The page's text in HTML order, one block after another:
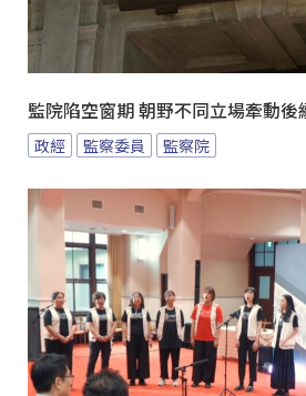
監院陷空窗期 朝野不同立場牽動後
政經 監察委員 監察院